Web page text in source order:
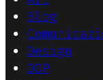
Blog
Design
DOP